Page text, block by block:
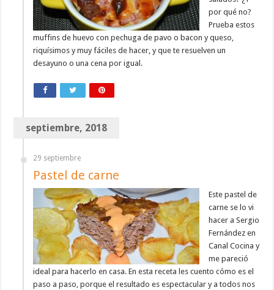
por qué no?
Prueba estos
muffins de huevo con pechuga de pavo o bacon y queso,
riquísimos y muy fáciles de hacer, y que te resuelven un
desayuno o una cena por igual.
septiembre, 2018
29 septiembre
Pastel de carne
Este pastel de
carne se lo vi
hacer a Sergio
Fernández en
Canal Cocina y
me pareció
ideal para hacerlo en casa. En esta receta les cuento cómo es el
paso a paso, porque el resultado es espectacular y a todos nos